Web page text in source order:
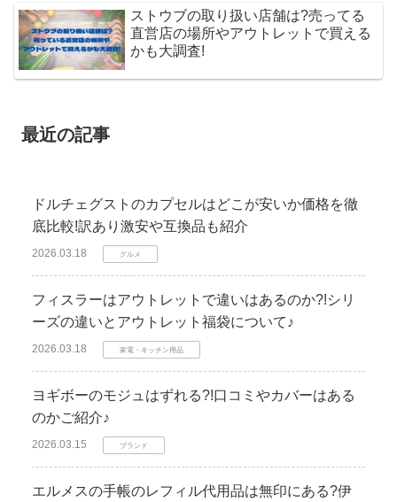
ストウブの取り扱い店舗は?売ってる
直営店の場所やアウトレットで買える
かも大調査!
最近の記事
ドルチェグストのカプセルはどこが安いか価格を徹
底比較!訳あり激安や互換品も紹介
2026.03.18 グルメ
フィスラーはアウトレットで違いはあるのか?!シリ
ーズの違いとアウトレット福袋について♪
2026.03.18 家電・キッチン用品
ヨギボーのモジュはずれる?!口コミやカバーはある
のかご紹介♪
2026.03.15 ブランド
エルメスの手帳のレフィル代用品は無印にある?伊